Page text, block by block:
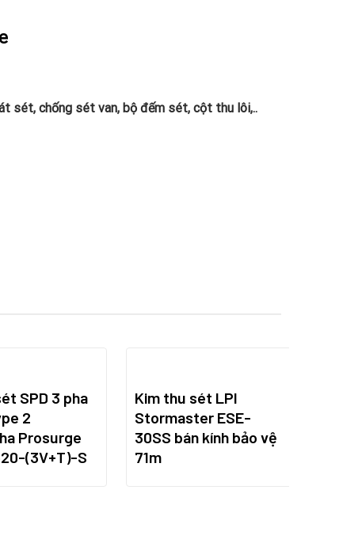
sét, chống sét van, bộ đếm sét, cột thu lôi,..
SPD 3 pha
2
Prosurge
(3V+T)-S
Kim thu sét LPI
Stormaster ESE-
30SS bán kính bảo vệ
71m